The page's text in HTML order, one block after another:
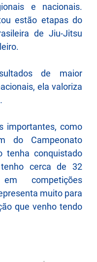
e nacionais.
estão etapas do
de Jiu-Jitsu
de maior
ela valoriza
importantes, como
do Campeonato
tenha conquistado
cerca de 32
competições
muito para
que venho tendo